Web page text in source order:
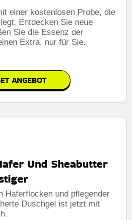
einer kostenlosen Probe, die
Entdecken Sie neue
Sie die Essenz der
Extra, nur für Sie.
ANGEBOT
Und Sheabutter
Haferflocken und pflegender
Duschgel ist jetzt mit